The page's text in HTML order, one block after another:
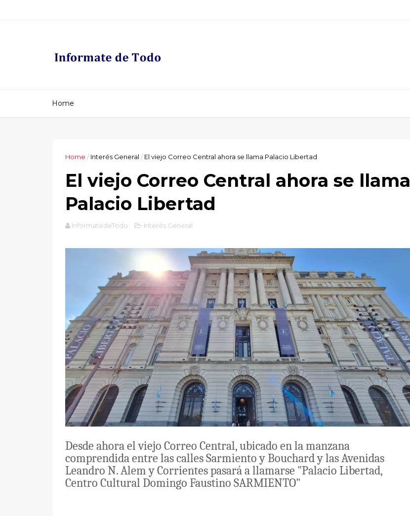
Home
Home / Interés General / El viejo Correo Central ahora se llama Palacio Libertad
El viejo Correo Central ahora se llama
Palacio Libertad
InformatedeTodo Interés General
Desde ahora el viejo Correo Central, ubicado en la manzana
comprendida entre las calles Sarmiento y Bouchard y las Avenidas
Leandro N. Alem y Corrientes pasará a llamarse "Palacio Libertad,
Centro Cultural Domingo Faustino SARMIENTO"